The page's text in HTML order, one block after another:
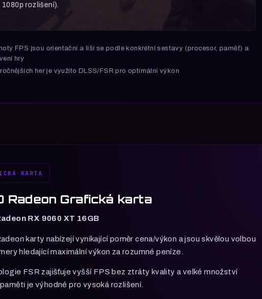
1080p rozlišení).
FPS jsou orientační a liší se podle konkrétní sestavy (procesor, paměť) a
hry
her je využito DLSS/FSR pro optimální výkon
KARTA
Radeon Grafická karta
RX 9060 XT 16GB
karty nabízejí vynikající poměr cena/výkon a jsou skvělou volbou
hledající maximální výkon za rozumné peníze.
FSR zajišťuje vyšší FPS bez ztráty kvality a velké množství
je výhodné pro vysoká rozlišení.